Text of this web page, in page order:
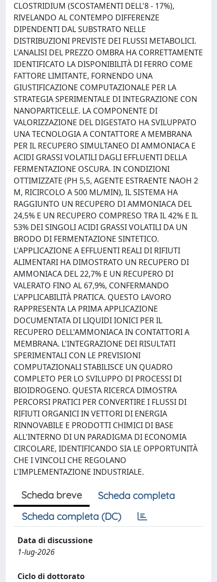
CLOSTRIDIUM (SCOSTAMENTI DELL'8 - 17%),
RIVELANDO AL CONTEMPO DIFFERENZE
DIPENDENTI DAL SUBSTRATO NELLE
DISTRIBUZIONI PREVISTE DEI FLUSSI METABOLICI.
L'ANALISI DEL PREZZO OMBRA HA CORRETTAMENTE
IDENTIFICATO LA DISPONIBILITÀ DI FERRO COME
FATTORE LIMITANTE, FORNENDO UNA
GIUSTIFICAZIONE COMPUTAZIONALE PER LA
STRATEGIA SPERIMENTALE DI INTEGRAZIONE CON
NANOPARTICELLE. LA COMPONENTE DI
VALORIZZAZIONE DEL DIGESTATO HA SVILUPPATO
UNA TECNOLOGIA A CONTATTORE A MEMBRANA
PER IL RECUPERO SIMULTANEO DI AMMONIACA E
ACIDI GRASSI VOLATILI DAGLI EFFLUENTI DELLA
FERMENTAZIONE OSCURA. IN CONDIZIONI
OTTIMIZZATE (PH 5,5, AGENTE ESTRAENTE NAOH 2
M, RICIRCOLO A 500 ML/MIN), IL SISTEMA HA
RAGGIUNTO UN RECUPERO DI AMMONIACA DEL
24,5% E UN RECUPERO COMPRESO TRA IL 42% E IL
53% DEI SINGOLI ACIDI GRASSI VOLATILI DA UN
BRODO DI FERMENTAZIONE SINTETICO.
L'APPLICAZIONE A EFFLUENTI REALI DI RIFIUTI
ALIMENTARI HA DIMOSTRATO UN RECUPERO DI
AMMONIACA DEL 22,7% E UN RECUPERO DI
VALERATO FINO AL 67,9%, CONFERMANDO
L'APPLICABILITÀ PRATICA. QUESTO LAVORO
RAPPRESENTA LA PRIMA APPLICAZIONE
DOCUMENTATA DI LIQUIDI IONICI PER IL
RECUPERO DELL'AMMONIACA IN CONTATTORI A
MEMBRANA. L'INTEGRAZIONE DEI RISULTATI
SPERIMENTALI CON LE PREVISIONI
COMPUTAZIONALI STABILISCE UN QUADRO
COMPLETO PER LO SVILUPPO DI PROCESSI DI
BIOIDROGENO. QUESTA RICERCA DIMOSTRA
PERCORSI PRATICI PER CONVERTIRE I FLUSSI DI
RIFIUTI ORGANICI IN VETTORI DI ENERGIA
RINNOVABILE E PRODOTTI CHIMICI DI BASE
ALL'INTERNO DI UN PARADIGMA DI ECONOMIA
CIRCOLARE, IDENTIFICANDO SIA LE OPPORTUNITÀ
CHE I VINCOLI CHE REGOLANO
L'IMPLEMENTAZIONE INDUSTRIALE.
Scheda breve
Scheda completa
Scheda completa (DC)
Data di discussione
1-lug-2026
Ciclo di dottorato